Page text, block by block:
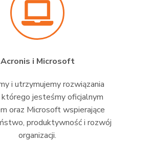
Acronis i Microsoft
i utrzymujemy rozwiązania
którego jesteśmy oficjalnym
oraz Microsoft wspierające
produktywność i rozwój
organizacji.